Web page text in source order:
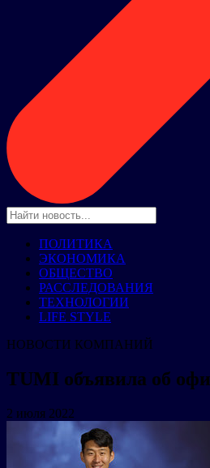
ПОЛИТИКА
ЭКОНОМИКА
ОБЩЕСТВО
РАССЛЕДОВАНИЯ
ТЕХНОЛОГИИ
LIFE STYLE
НОВОСТИ КОМПАНИЙ
TUMI объявила об
2 июля 2022